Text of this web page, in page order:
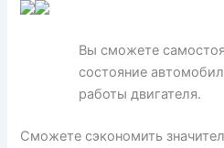
Вы сможете
состояние
работы двигателя.
Сможете сэкономить